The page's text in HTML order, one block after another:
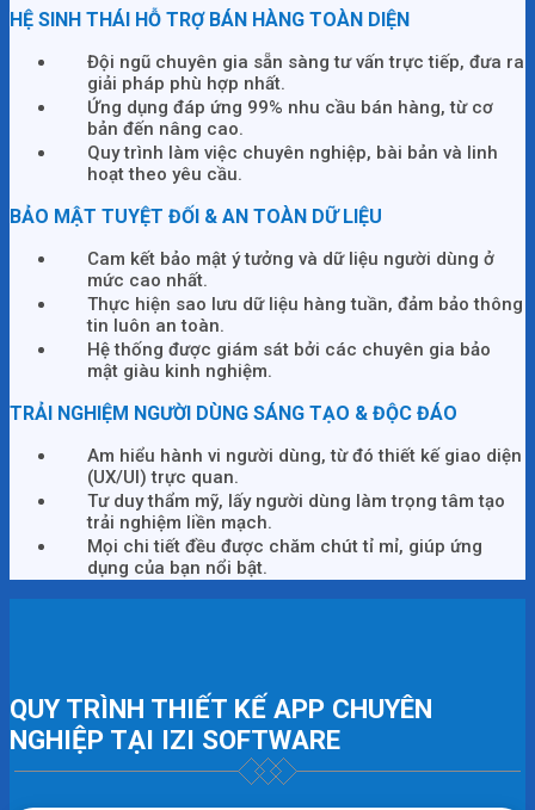
HỆ SINH THÁI HỖ TRỢ BÁN HÀNG TOÀN DIỆN
Đội ngũ chuyên gia sẵn sàng tư vấn trực tiếp, đưa ra
giải pháp phù hợp nhất.
Ứng dụng đáp ứng 99% nhu cầu bán hàng, từ cơ
bản đến nâng cao.
Quy trình làm việc chuyên nghiệp, bài bản và linh
hoạt theo yêu cầu.
BẢO MẬT TUYỆT ĐỐI & AN TOÀN DỮ LIỆU
Cam kết bảo mật ý tưởng và dữ liệu người dùng ở
mức cao nhất.
Thực hiện sao lưu dữ liệu hàng tuần, đảm bảo thông
tin luôn an toàn.
Hệ thống được giám sát bởi các chuyên gia bảo
mật giàu kinh nghiệm.
TRẢI NGHIỆM NGƯỜI DÙNG SÁNG TẠO & ĐỘC ĐÁO
Am hiểu hành vi người dùng, từ đó thiết kế giao diện
(UX/UI) trực quan.
Tư duy thẩm mỹ, lấy người dùng làm trọng tâm tạo
trải nghiệm liền mạch.
Mọi chi tiết đều được chăm chút tỉ mỉ, giúp ứng
dụng của bạn nổi bật.
QUY TRÌNH THIẾT KẾ APP CHUYÊN
NGHIỆP TẠI IZI SOFTWARE